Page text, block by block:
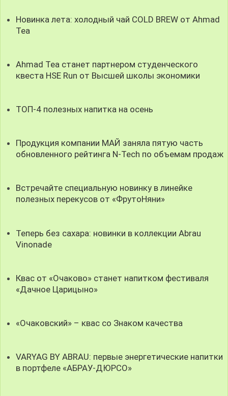
Новинка лета: холодный чай COLD BREW от Ahmad
Tea
Ahmad Tea станет партнером студенческого
квеста HSE Run от Высшей школы экономики
ТОП-4 полезных напитка на осень
Продукция компании МАЙ заняла пятую часть
обновленного рейтинга N-Tech по объемам продаж
Встречайте специальную новинку в линейке
полезных перекусов от «ФрутоНяни»
Теперь без сахара: новинки в коллекции Abrau
Vinonade
Квас от «Очаково» станет напитком фестиваля
«Дачное Царицыно»
«Очаковский» – квас со Знаком качества
VARYAG BY ABRAU: первые энергетические напитки
в портфеле «АБРАУ-ДЮРСО»